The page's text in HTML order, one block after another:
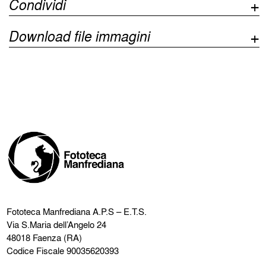
Condividi
Download file immagini
Fototeca ManfredianaA.P.S – E.T.S.
Via S.Maria dell’Angelo 24
48018 Faenza (RA)
Codice Fiscale 90035620393